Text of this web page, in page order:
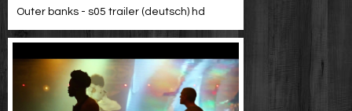
Outer banks - s05 trailer (deutsch) hd